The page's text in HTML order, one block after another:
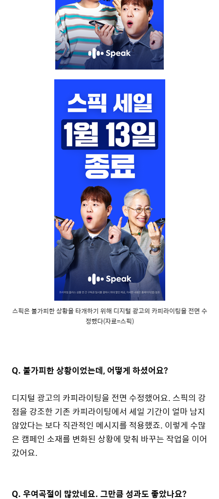
스픽은 불가피한 상황을 타개하기 위해 디지털 광고의 카피라이팅을 전면 수
정했다(자료=스픽)
Q. 불가피한 상황이었는데, 어떻게 하셨어요?
디지털 광고의 카피라이팅을 전면 수정했어요. 스픽의 강
점을 강조한 기존 카피라이팅에서 세일 기간이 얼마 남지
않았다는 보다 직관적인 메시지를 적용했죠. 이렇게 수많
은 캠페인 소재를 변화된 상황에 맞춰 바꾸는 작업을 이어
갔어요.
Q. 우여곡절이 많았네요. 그만큼 성과도 좋았나요?